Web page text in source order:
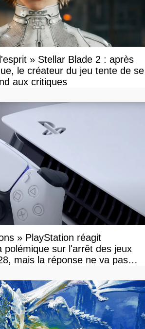
» Stellar Blade 2 : après
le créateur du jeu tente de se
aux critiques
» PlayStation réagit
polémique sur l'arrêt des jeux
mais la réponse ne va pas